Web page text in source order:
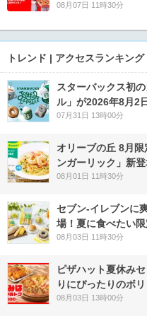
08月07日 11時30分
トレンド | アクセスランキング
スターバックス初
ル」が2026年8月2
07月31日 13時00分
オリーブの丘 8月
ンガーリック」新
08月01日 11時30分
セブン‐イレブンに
場！夏に食べたい
08月03日 11時30分
ピザハット夏休み
りにぴったりのボ
08月03日 13時00分